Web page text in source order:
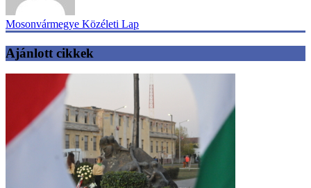
Mosonvármegye Közéleti Lap
Ajánlott cikkek